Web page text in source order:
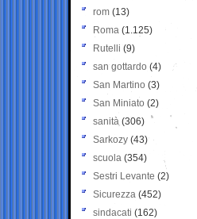
rom (13)
Roma (1.125)
Rutelli (9)
san gottardo (4)
San Martino (3)
San Miniato (2)
sanità (306)
Sarkozy (43)
scuola (354)
Sestri Levante (2)
Sicurezza (452)
sindacati (162)